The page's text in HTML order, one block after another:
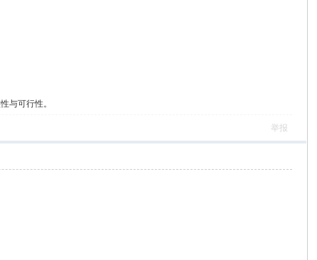
与可行性。
举报